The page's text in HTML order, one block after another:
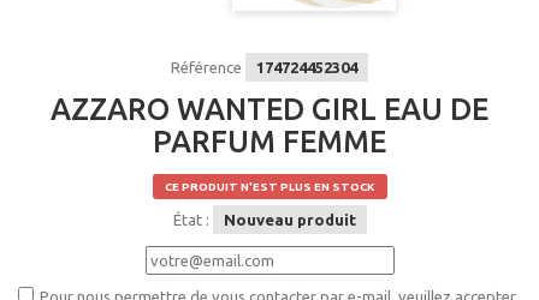
Référence 174724452304
AZZARO WANTED GIRL EAU DE
PARFUM FEMME
CE PRODUIT N'EST PLUS EN STOCK
État : Nouveau produit
Pour nous permettre de vous contacter par e-mail, veuillez accepter